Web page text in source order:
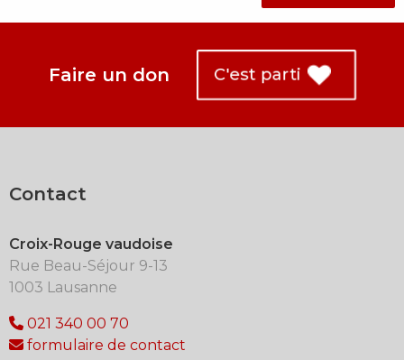
Faire un don C'est parti
Contact
Croix-Rouge vaudoise
Rue Beau-Séjour 9-13
1003 Lausanne
021 340 00 70
formulaire de contact